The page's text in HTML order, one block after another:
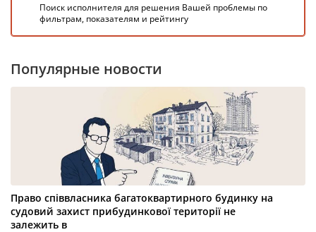
Поиск исполнителя для решения Вашей проблемы по
фильтрам, показателям и рейтингу
Популярные новости
Право співвласника багатоквартирного будинку на
судовий захист прибудинкової території не
залежить в